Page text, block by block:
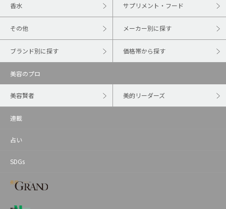
香水 サプリメント・フード
その他 メーカー別に探す
ブランド別に探す 価格帯から探す
美容のプロ
美容賢者 美的リーダーズ
連載
占い
SDGs